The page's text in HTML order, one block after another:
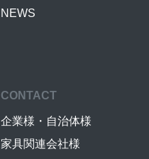
NEWS
CONTACT
企業様・自治体様
家具関連会社様